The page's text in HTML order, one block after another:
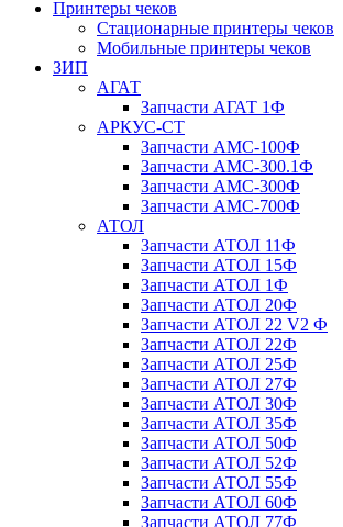
Принтеры чеков
Стационарные принтеры чеков
Мобильные принтеры чеков
ЗИП
АГАТ
Запчасти АГАТ 1Ф
АРКУС-СТ
Запчасти АМС-100Ф
Запчасти АМС-300.1Ф
Запчасти АМС-300Ф
Запчасти АМС-700Ф
АТОЛ
Запчасти АТОЛ 11Ф
Запчасти АТОЛ 15Ф
Запчасти АТОЛ 1Ф
Запчасти АТОЛ 20Ф
Запчасти АТОЛ 22 V2 Ф
Запчасти АТОЛ 22Ф
Запчасти АТОЛ 25Ф
Запчасти АТОЛ 27Ф
Запчасти АТОЛ 30Ф
Запчасти АТОЛ 35Ф
Запчасти АТОЛ 50Ф
Запчасти АТОЛ 52Ф
Запчасти АТОЛ 55Ф
Запчасти АТОЛ 60Ф
Запчасти АТОЛ 77Ф